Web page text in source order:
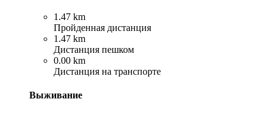
1.47 km
Пройденная дистанция
1.47 km
Дистанция пешком
0.00 km
Дистанция на транспорте
Выживание